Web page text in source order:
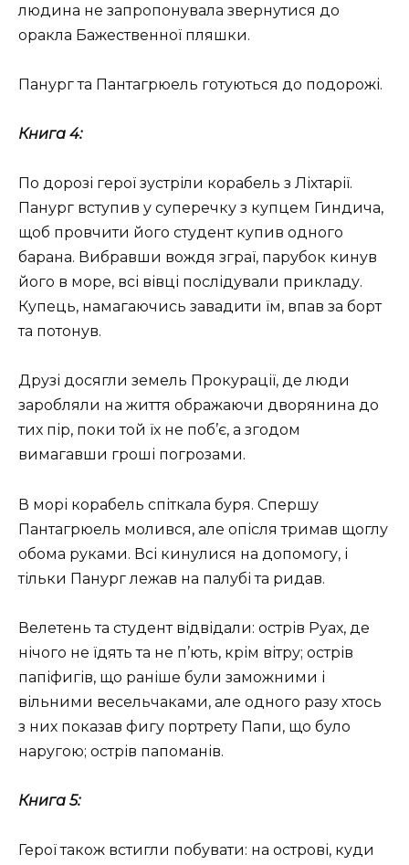
людина не запропонувала звернутися до
оракла Бажественної пляшки.
Панург та Пантагрюель готуються до подорожі.
Книга 4:
По дорозі герої зустріли корабель з Ліхтарії.
Панург вступив у суперечку з купцем Гиндича,
щоб провчити його студент купив одного
барана. Вибравши вождя зграї, парубок кинув
його в море, всі вівці послідували прикладу.
Купець, намагаючись завадити їм, впав за борт
та потонув.
Друзі досягли земель Прокурації, де люди
заробляли на життя ображаючи дворянина до
тих пір, поки той їх не поб’є, а згодом
вимагавши гроші погрозами.
В морі корабель спіткала буря. Спершу
Пантагрюель молився, але опісля тримав щоглу
обома руками. Всі кинулися на допомогу, і
тільки Панург лежав на палубі та ридав.
Велетень та студент відвідали: острів Руах, де
нічого не їдять та не п’ють, крім вітру; острів
папіфигів, що раніше були заможними і
вільними весельчаками, але одного разу хтось
з них показав фигу портрету Папи, що було
наругою; острів папоманів.
Книга 5:
Герої також встигли побувати: на острові, куди